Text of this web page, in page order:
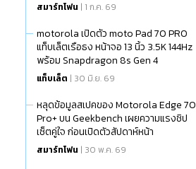
สมาร์ทโฟน | 1 ก.ค. 69
motorola เปิดตัว moto Pad 70 PRO
แท็บเล็ตเรือธง หน้าจอ 13 นิ้ว 3.5K 144Hz
พร้อม Snapdragon 8s Gen 4
แท็บเล็ต | 30 มิ.ย. 69
หลุดข้อมูลสเปคของ Motorola Edge 70
Pro+ บน Geekbench เผยความแรงชิป
เซ็ตคู่ใจ ก่อนเปิดตัวสัปดาห์หน้า
สมาร์ทโฟน | 30 พ.ค. 69